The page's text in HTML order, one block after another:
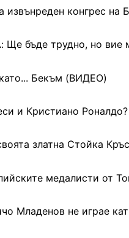
конгрес на
Ще бъде трудно, но вие
Бекъм (ВИДЕО)
и Кристиано Роналдо?
златна Стойка
медалисти от
Младенов не играе